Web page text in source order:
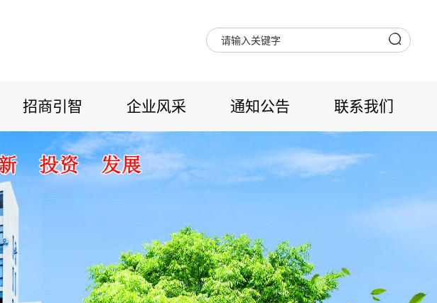
招商引智 企业风采 通知公告 联系我们